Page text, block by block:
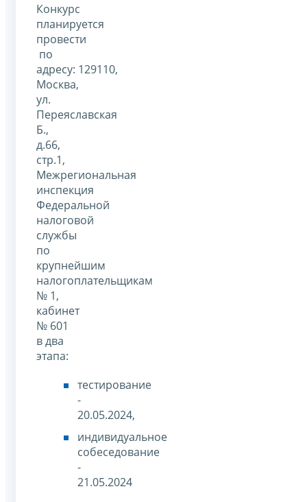
Конкурс
планируется
провести
по
адресу: 129110,
Москва,
ул.
Переяславская
Б.,
д.66,
стр.1,
Межрегиональная
инспекция
Федеральной
налоговой
службы
по
крупнейшим
налогоплательщикам
№ 1,
кабинет
№ 601
в два
этапа:
тестирование
-
20.05.2024,
индивидуальное
собеседование
-
21.05.2024